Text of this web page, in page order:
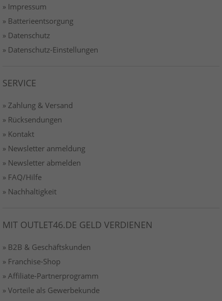
» Impressum
» Batterieentsorgung
» Datenschutz
» Datenschutz-Einstellungen
SERVICE
» Zahlung & Versand
» Rücksendungen
» Kontakt
» Newsletter anmeldung
» Newsletter abmelden
» FAQ/Hilfe
» Nachhaltigkeit
MIT OUTLET46.DE GELD VERDIENEN
» B2B & Geschäftskunden
» Franchise-Shop
» Affiliate-Partnerprogramm
» Vorteile als Gewerbekunde